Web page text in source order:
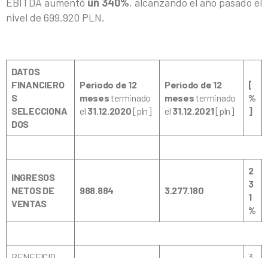
nivel de 699.920 PLN.
DATOS
FINANCIERO
S
SELECCIONA
DOS
Periodo de 12
mesesterminado
el 31.12.2020 [pln]
Periodo de 12
mesesterminado
el 31.12.2021[pln]
[
%
]
INGRESOS
NETOS DE
VENTAS
988.884 3.277.180
2
3
1
%